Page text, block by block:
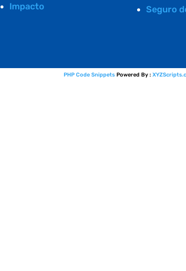
Impacto
Seguro
PHP Code Snippets Powered By :